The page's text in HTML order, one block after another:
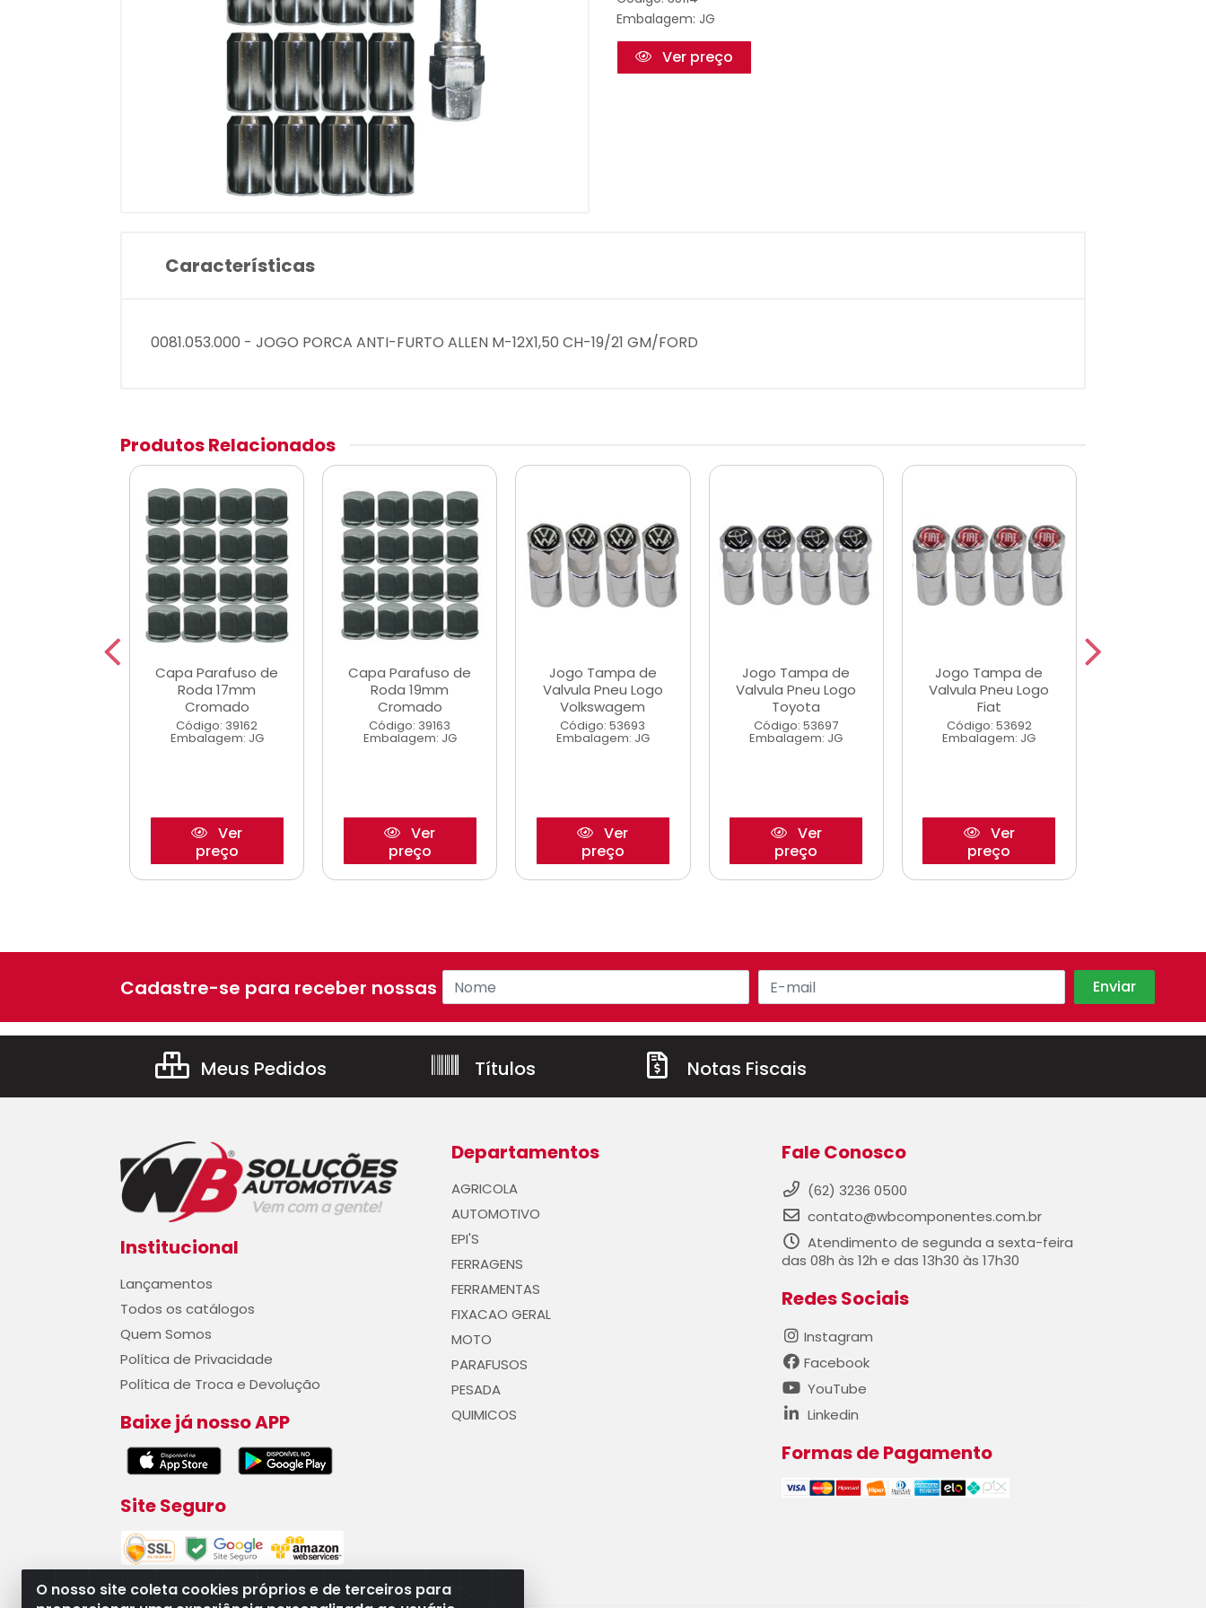
Embalagem: JG
Ver preço
Características
0081.053.000 - JOGO PORCA ANTI-FURTO ALLEN M-12X1,50 CH-19/21 GM/FORD
Produtos Relacionados
Capa Parafuso de
Roda 17mm
Cromado
Código: 39162
Embalagem: JG
Ver
preço
Capa Parafuso de
Roda 19mm
Cromado
Código: 39163
Embalagem: JG
Ver
preço
Jogo Tampa de
Valvula Pneu Logo
Volkswagem
Código: 53693
Embalagem: JG
Ver
preço
Jogo Tampa de
Valvula Pneu Logo
Toyota
Código: 53697
Embalagem: JG
Ver
preço
Jogo Tampa de
Valvula Pneu Logo
Fiat
Código: 53692
Embalagem: JG
Ver
preço
O nosso site coleta cookies próprios e de terceiros para
Cadastre-se para receber nossas ofertas!
Meus Pedidos Títulos Notas Fiscais
Institucional
Lançamentos
Todos os catálogos
Quem Somos
Política de Privacidade
Política de Troca e Devolução
Baixe já nosso APP
Site Seguro
Departamentos
AGRICOLA
AUTOMOTIVO
EPI'S
FERRAGENS
FERRAMENTAS
FIXACAO GERAL
MOTO
PARAFUSOS
PESADA
QUIMICOS
Fale Conosco
(62) 3236 0500
contato@wbcomponentes.com.br
Atendimento de segunda a sexta-feira
das 08h às 12h e das 13h30 às 17h30
Redes Sociais
Instagram
Facebook
YouTube
Linkedin
Formas de Pagamento